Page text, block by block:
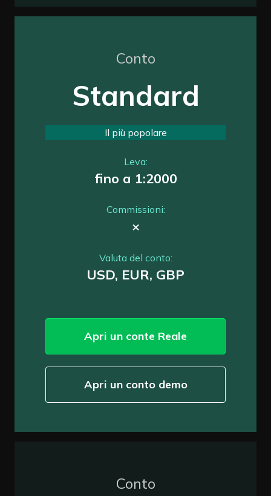
Conto
Standard
Il più popolare
Leva:
fino a 1:2000
Commissioni:
×
Valuta del conto:
USD, EUR, GBP
Apri un conte Reale
Apri un conto demo
Conto